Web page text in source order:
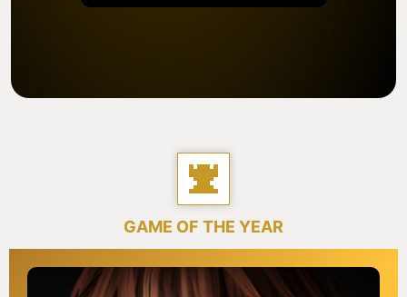
GAME OF THE YEAR